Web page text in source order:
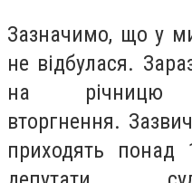
Зазначимо, що у
не відбулася.
на річницю
вторгнення.
приходять понад